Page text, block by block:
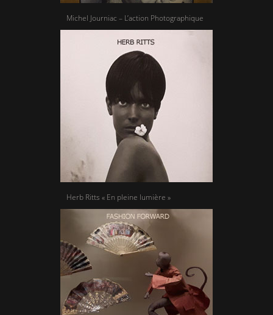
Michel Journiac – L’action Photographique
Herb Ritts « En pleine lumière »